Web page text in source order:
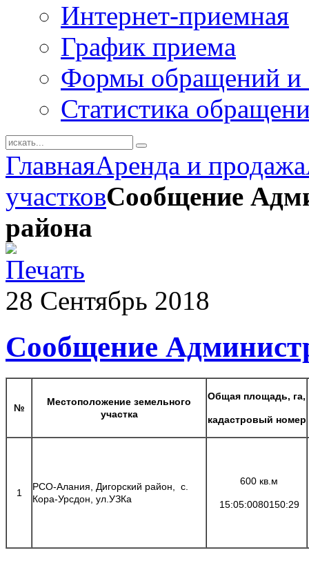
Интернет-приемная
График приема
Формы обращений и
Статистика
ГлавнаяАренда и продажа
участковСообщение
района
28 Сентябрь 2018
Сообщение
№
Местоположение земельного
участка
Общая площадь, га,
кадастровый номер
1
РСО-Алания, Дигорский район, с.
Кора-Урсдон, ул.УЗКа
600 кв.м
15:05:0080150:29